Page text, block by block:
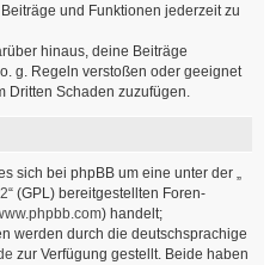
und Funktionen jederzeit zu
hinaus, deine Beiträge
g. Regeln verstoßen oder geeignet
Dritten Schaden zuzufügen.
sich bei phpBB um eine unter der „
“ (GPL) bereitgestellten Foren-
) handelt;
werden durch die deutschsprachige
zur Verfügung gestellt. Beide haben